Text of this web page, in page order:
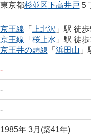
東京都杉並区下高井戸 ５
京王線 「 上北沢 」駅 徒
京王線 「 桜上水 」駅 徒
京王井の頭線 「 浜田山
-
-
-
1985年 3月(築41年)